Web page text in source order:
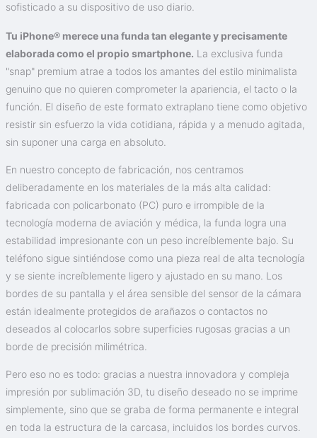
sofisticado a su dispositivo de uso diario.
Tu iPhone® merece una funda tan elegante y precisamente
elaborada como el propio smartphone. La exclusiva funda
"snap" premium atrae a todos los amantes del estilo minimalista
genuino que no quieren comprometer la apariencia, el tacto o la
función. El diseño de este formato extraplano tiene como objetivo
resistir sin esfuerzo la vida cotidiana, rápida y a menudo agitada,
sin suponer una carga en absoluto.
En nuestro concepto de fabricación, nos centramos
deliberadamente en los materiales de la más alta calidad:
fabricada con policarbonato (PC) puro e irrompible de la
tecnología moderna de aviación y médica, la funda logra una
estabilidad impresionante con un peso increíblemente bajo. Su
teléfono sigue sintiéndose como una pieza real de alta tecnología
y se siente increíblemente ligero y ajustado en su mano. Los
bordes de su pantalla y el área sensible del sensor de la cámara
están idealmente protegidos de arañazos o contactos no
deseados al colocarlos sobre superficies rugosas gracias a un
borde de precisión milimétrica.
Pero eso no es todo: gracias a nuestra innovadora y compleja
impresión por sublimación 3D, tu diseño deseado no se imprime
simplemente, sino que se graba de forma permanente e integral
en toda la estructura de la carcasa, incluidos los bordes curvos.